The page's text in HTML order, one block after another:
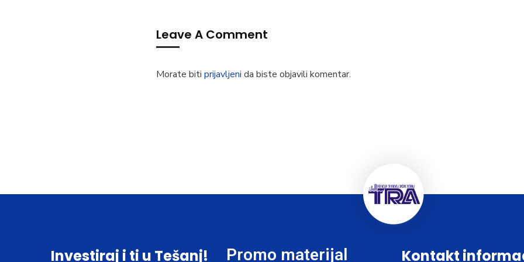
Leave A Comment
Morate biti prijavljeni da biste objavili komentar.
Investiraj i ti u Tešanj! Promo materijal Kontakt